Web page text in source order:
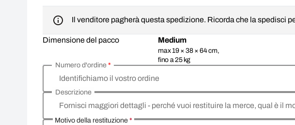
Il venditore pagherà questa spedizione. Ricorda che la spedisci
Dimensione del pacco Medium
max 19 × 38 × 64 cm,
fino a 25 kg
Identifichiamo il vostro ordine
Numero d'ordine*
Fornisci maggiori dettagli - perché vuoi restituire la merce, qual è il
Descrizione
Motivo della restituzione*